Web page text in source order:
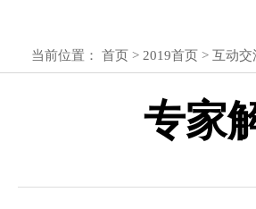
当前位置： 首页 > 2019首页 > 互动交
专家